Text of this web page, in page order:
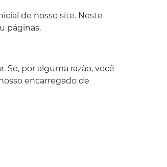
de nosso site. Neste
páginas.
Se, por alguma razão, você
encarregado de